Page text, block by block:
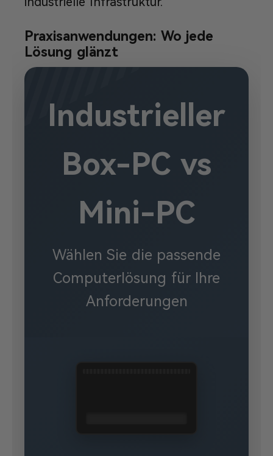
Praxisanwendungen: Wo jede
Lösung glänzt
Industrieller
Box-PC vs
Mini-PC
Wählen Sie die passende
Computerlösung für Ihre
Anforderungen